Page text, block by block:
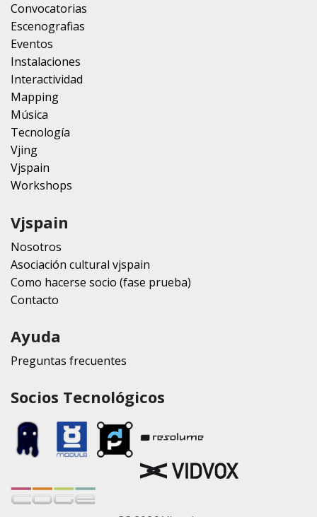
Convocatorias
Escenografias
Eventos
Instalaciones
Interactividad
Mapping
Música
Tecnología
Vjing
Vjspain
Workshops
Vjspain
Nosotros
Asociación cultural vjspain
Como hacerse socio (fase prueba)
Contacto
Ayuda
Preguntas frecuentes
Socios Tecnológicos